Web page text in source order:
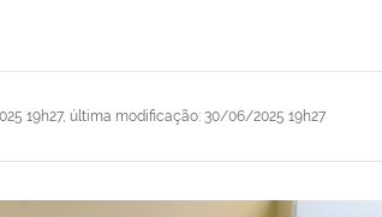
19h27, última modificação: 30/06/2025 19h27